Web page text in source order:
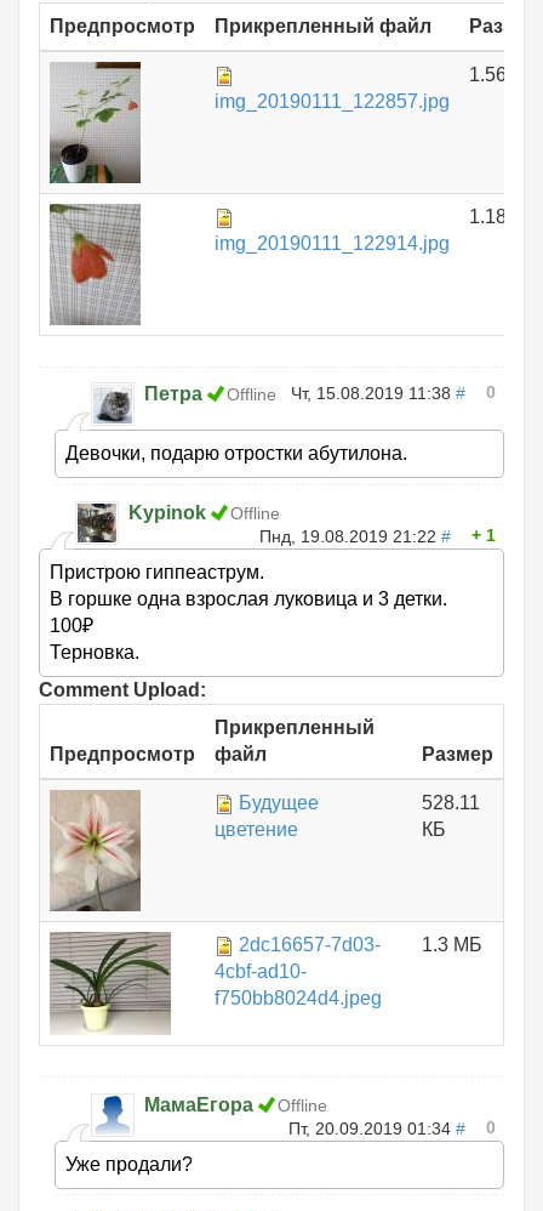
Предпросмотр
Прикрепленный файл Размер
img_20190111_122857.jpg
1.56 МБ
img_20190111_122914.jpg
1.18 МБ
Петра Offline Чт, 15.08.2019 11:38 # 0
Девочки, подарю отростки абутилона.
Kypinok
Offline
Пнд, 19.08.2019 21:22 # 1
Пристрою гиппеаструм.
В горшке одна взрослая луковица и 3 детки.
100₽
Терновка.
Comment Upload:
Предпросмотр
Прикрепленный
файл
Размер
Будущее
цветение
528.11
КБ
2dc16657-7d03-
4cbf-ad10-
f750bb8024d4.jpeg
1.3 МБ
МамаЕгора
Offline
Пт, 20.09.2019 01:34 # 0
Уже продали?